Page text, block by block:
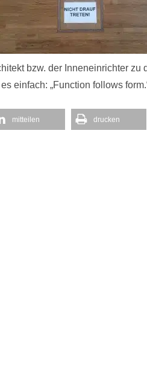
bzw. der Inneneinrichter
einfach: „Function follows
mitteilen drucken